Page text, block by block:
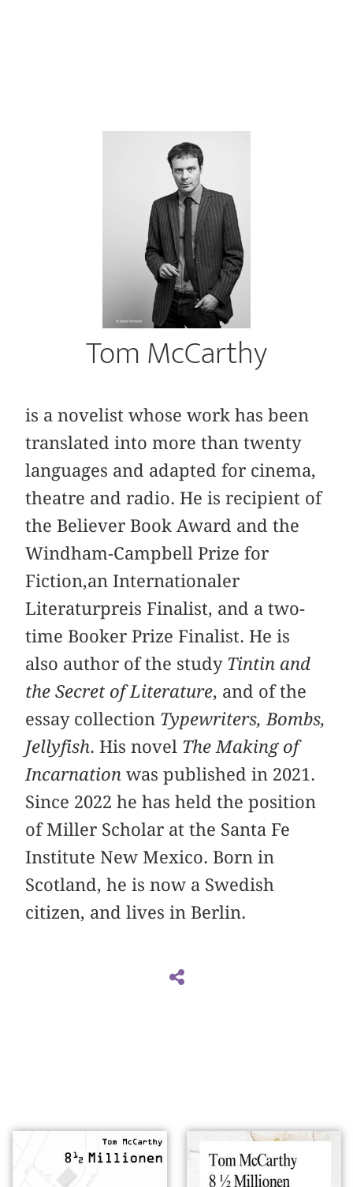
Tom McCarthy
is a novelist whose work has been
translated into more than twenty
languages and adapted for cinema,
theatre and radio. He is recipient of
the Believer Book Award and the
Windham-Campbell Prize for
Fiction,an Internationaler
Literaturpreis Finalist, and a two-
time Booker Prize Finalist. He is
also author of the study Tintin and
the Secret of Literature, and of the
essay collection Typewriters, Bombs,
Jellyfish. His novel The Making of
Incarnation was published in 2021.
Since 2022 he has held the position
of Miller Scholar at the Santa Fe
Institute New Mexico. Born in
Scotland, he is now a Swedish
citizen, and lives in Berlin.